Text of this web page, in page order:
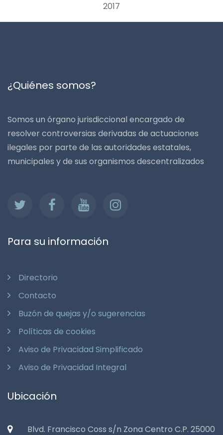
2017
¿Quiénes somos?
Somos un órgano jurisdiccional encargado de
resolver controversias derivadas de actuaciones
ilegales por parte de las autoridades estatales,
municipales y de sus organismos descentralizados
Para su información
Directorio
Contacto
Buzón de quejas y/o sugerencias
Políticas de cookies
Aviso de Privacidad Simplificado
Aviso de Privacidad Integral
Ubicación
Blvd. Francisco Coss s/n Zona Centro C.P. 25000